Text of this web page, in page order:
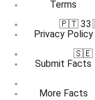
Terms
Privacy Policy
Submit Facts
More Facts
🇵🇹 33
🇸🇪